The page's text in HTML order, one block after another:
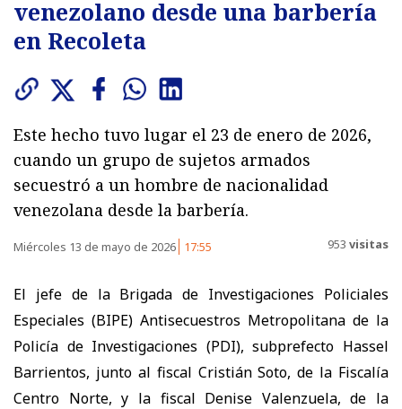
venezolano desde una barbería
en Recoleta
Este hecho tuvo lugar el 23 de enero de 2026,
cuando un grupo de sujetos armados
secuestró a un hombre de nacionalidad
venezolana desde la barbería.
Miércoles 13 de mayo de 2026 17:55 953 visitas
El jefe de la Brigada de Investigaciones Policiales
Especiales (BIPE) Antisecuestros Metropolitana de la
Policía de Investigaciones (PDI), subprefecto Hassel
Barrientos, junto al fiscal Cristián Soto, de la Fiscalía
Centro Norte, y la fiscal Denise Valenzuela, de la